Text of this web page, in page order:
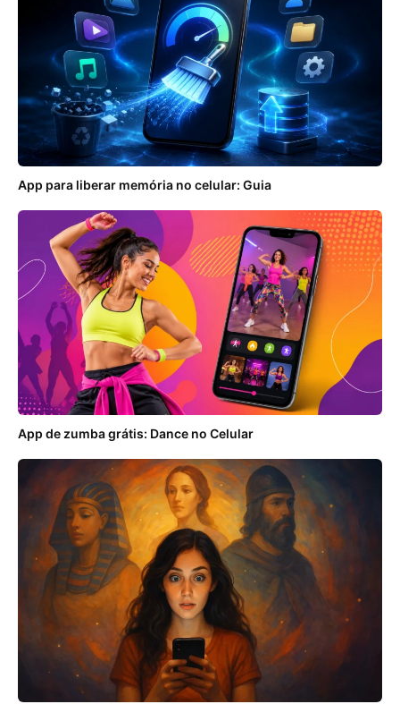
App para liberar memória no celular: Guia
App de zumba grátis: Dance no Celular